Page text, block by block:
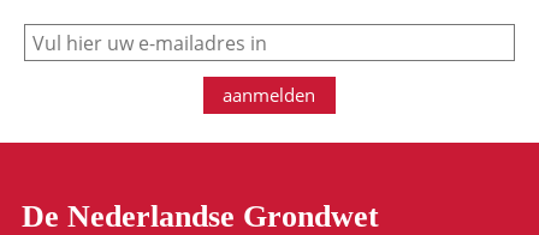
e-mail
aanmelden
De Nederlandse Grondwet